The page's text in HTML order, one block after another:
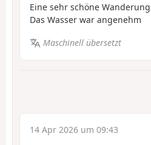
Eine sehr schöne Wanderung
Das Wasser war angenehm
Maschinell übersetzt
14 Apr 2026 um 09:43